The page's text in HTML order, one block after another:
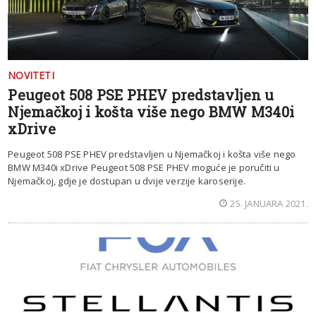
NOVITETI
Peugeot 508 PSE PHEV predstavljen u
Njemačkoj i košta više nego BMW M340i
xDrive
Peugeot 508 PSE PHEV predstavljen u Njemačkoj i košta više nego
BMW M340i xDrive Peugeot 508 PSE PHEV moguće je poručiti u
Njemačkoj, gdje je dostupan u dvije verzije karoserije.
25. JANUARA 2021.